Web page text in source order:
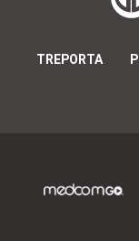
TREPORTA